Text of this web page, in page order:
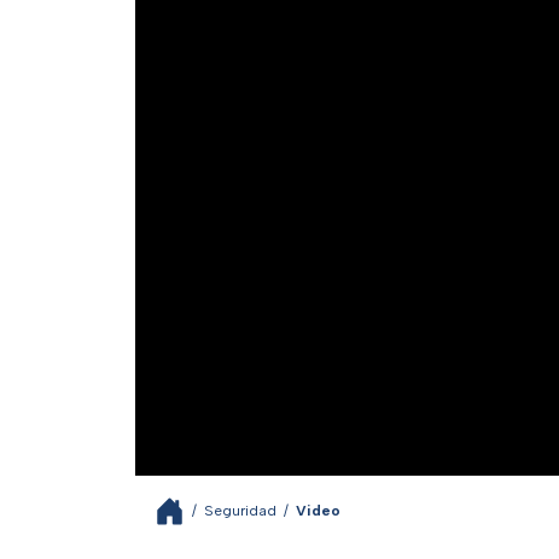
/ Seguridad / Video